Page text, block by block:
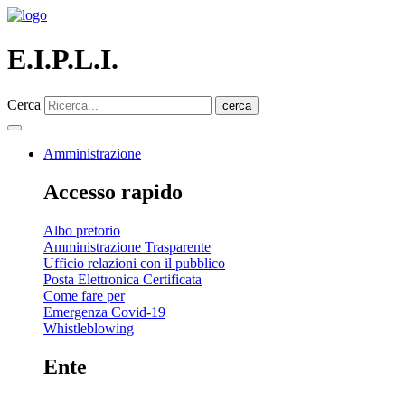
E.I.P.L.I.
Cerca cerca
Amministrazione
Accesso rapido
Albo pretorio
Amministrazione Trasparente
Ufficio relazioni con il pubblico
Posta Elettronica Certificata
Come fare per
Emergenza Covid-19
Whistleblowing
Ente